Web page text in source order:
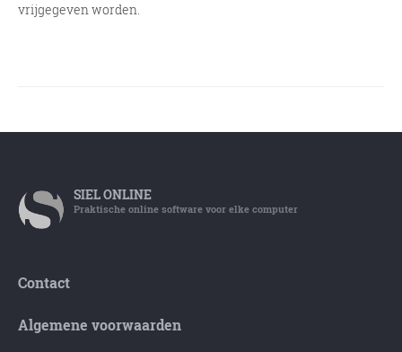
vrijgegeven worden.
SIELONLINE
Praktische online software voor elke computer
Contact
Algemene voorwaarden